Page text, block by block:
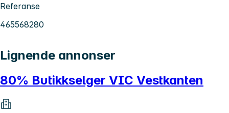
Referanse
465568280
Lignende annonser
80% Butikkselger VIC Vestkanten